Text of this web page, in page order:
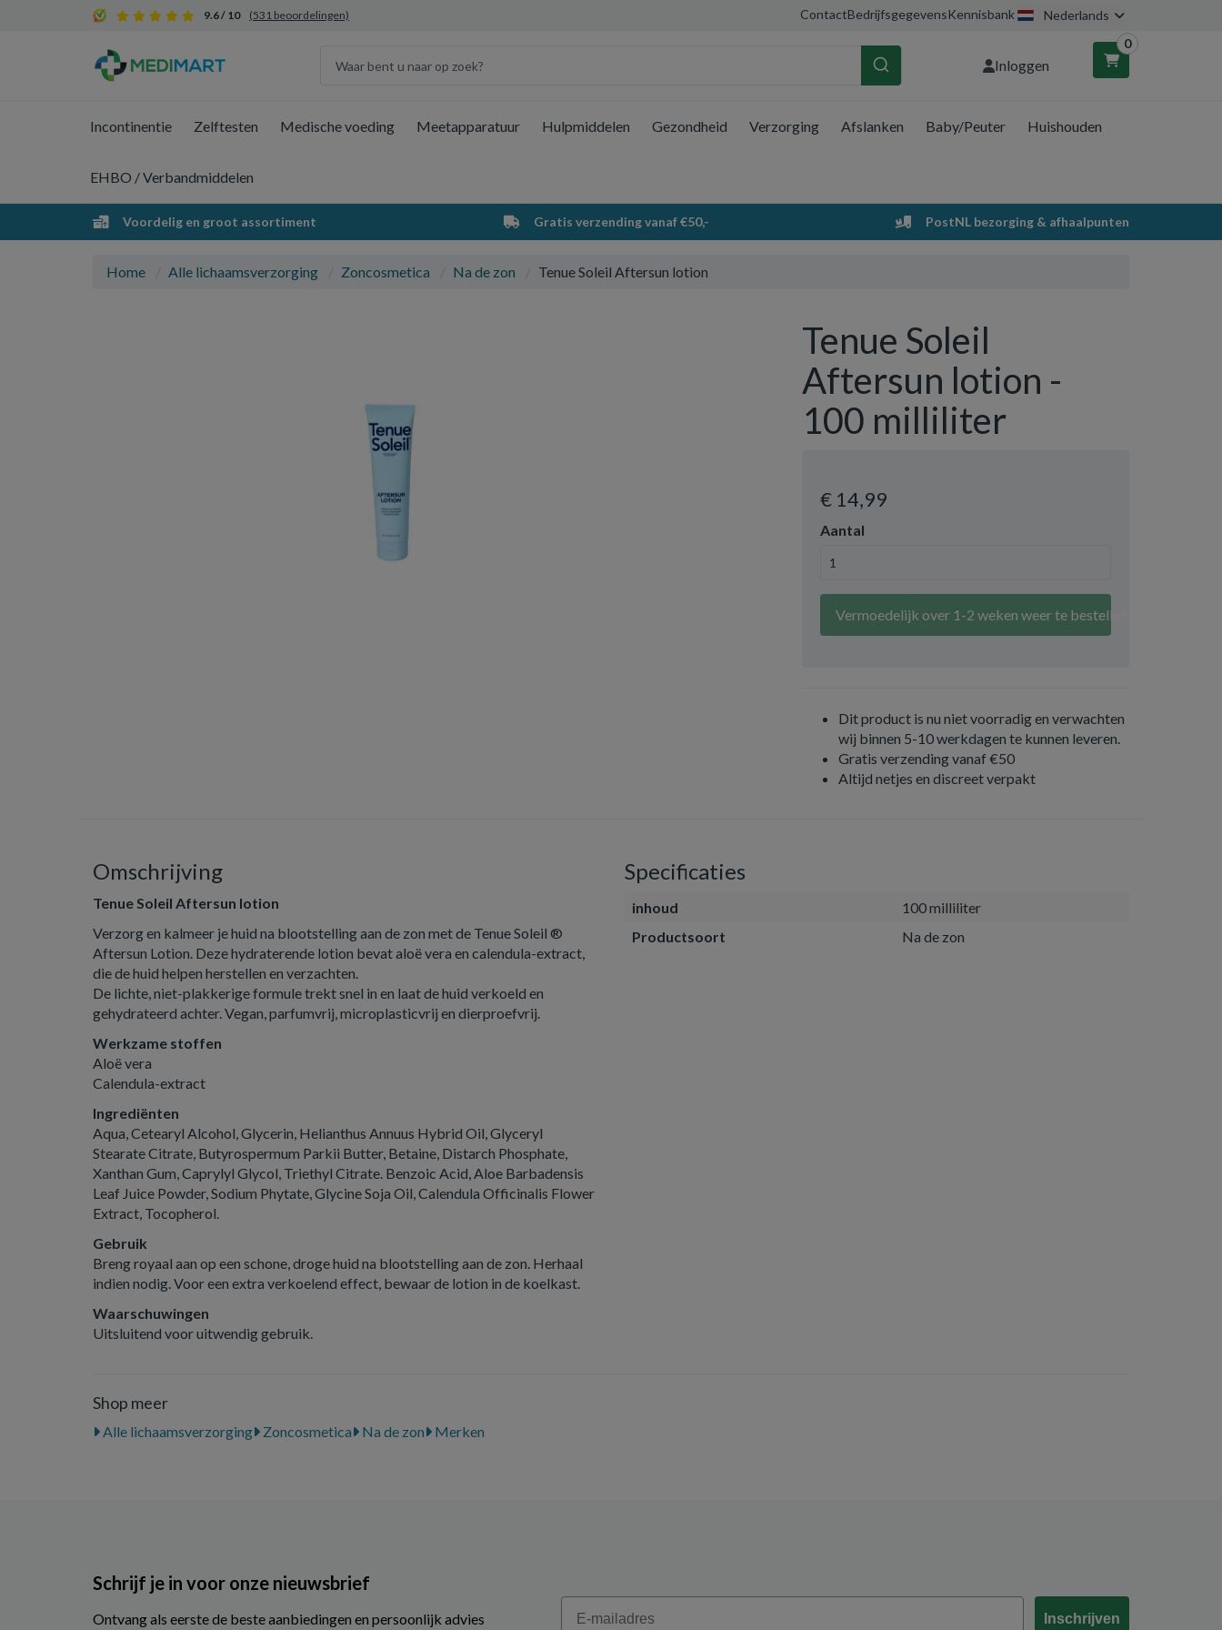
9.6 / 10 (531 beoordelingen) ContactBedrijfsgegevensKennisbank Nederlands
Inloggen
0
Winkelwagen
Uw winkelwagen is leeg.
Vul hem met producten.
Incontinentie Zelftesten Medische voeding Meetapparatuur Hulpmiddelen Gezondheid Verzorging Afslanken Baby/Peuter Huishouden
EHBO / Verbandmiddelen
Voordelig en groot assortiment Gratis verzending vanaf €50,- PostNL bezorging & afhaalpunten
Home Alle lichaamsverzorging Zoncosmetica Na de zon Tenue Soleil Aftersun lotion
Tenue Soleil
Aftersun lotion -
100 milliliter
€ 14,99
Aantal
Vermoedelijk over 1-2 weken weer te bestellen
Dit product is nu niet voorradig en verwachten
wij binnen 5-10 werkdagen te kunnen leveren.
Gratis verzending vanaf €50
Altijd netjes en discreet verpakt
Omschrijving
Tenue Soleil Aftersun lotion
Verzorg en kalmeer je huid na blootstelling aan de zon met de Tenue Soleil ®
Aftersun Lotion. Deze hydraterende lotion bevat aloë vera en calendula-extract,
die de huid helpen herstellen en verzachten.
De lichte, niet-plakkerige formule trekt snel in en laat de huid verkoeld en
gehydrateerd achter. Vegan, parfumvrij, microplasticvrij en dierproefvrij.
Werkzame stoffen
Aloë vera
Calendula-extract
Ingrediënten
Aqua, Cetearyl Alcohol, Glycerin, Helianthus Annuus Hybrid Oil, Glyceryl
Stearate Citrate, Butyrospermum Parkii Butter, Betaine, Distarch Phosphate,
Xanthan Gum, Caprylyl Glycol, Triethyl Citrate. Benzoic Acid, Aloe Barbadensis
Leaf Juice Powder, Sodium Phytate, Glycine Soja Oil, Calendula Officinalis Flower
Extract, Tocopherol.
Gebruik
Breng royaal aan op een schone, droge huid na blootstelling aan de zon. Herhaal
indien nodig. Voor een extra verkoelend effect, bewaar de lotion in de koelkast.
Waarschuwingen
Uitsluitend voor uitwendig gebruik.
Specificaties
inhoud
100 milliliter
Productsoort
Na de zon
Shop meer
Alle lichaamsverzorging Zoncosmetica Na de zon Merken
Schrijf je in voor onze nieuwsbrief
Ontvang als eerste de beste aanbiedingen en persoonlijk advies
Email
Inschrijven